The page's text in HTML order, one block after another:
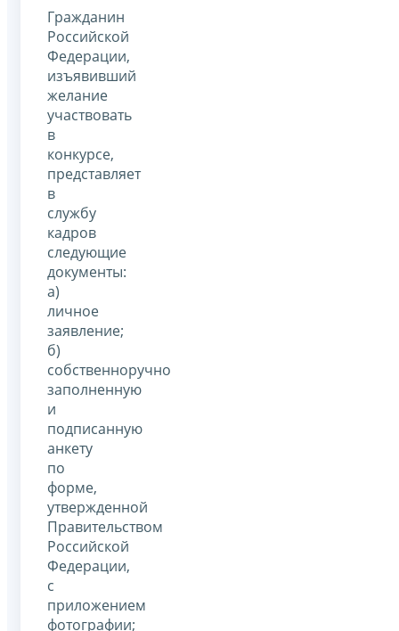
Гражданин
Российской
Федерации,
изъявивший
желание
участвовать
в
конкурсе,
представляет
в
службу
кадров
следующие
документы:
а)
личное
заявление;
б)
собственноручно
заполненную
и
подписанную
анкету
по
форме,
утвержденной
Правительством
Российской
Федерации,
с
приложением
фотографии;